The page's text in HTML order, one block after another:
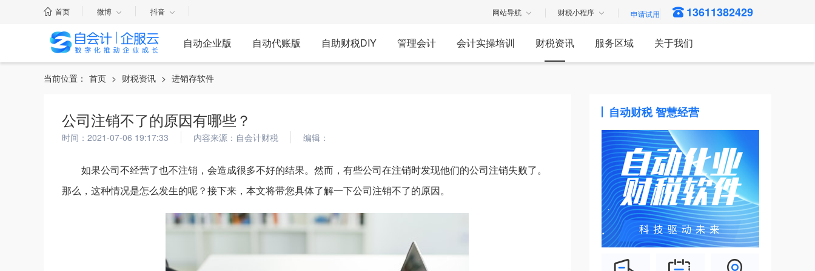
首页 微博 抖音 网站导航 财税小程序 13611382429
自动企业版 自动代账版 自助财税DIY 管理会计 会计实操培训 财税资讯 服务区域 关于我们
当前位置： 首页 > 财税资讯 > 进销存软件
公司注销不了的原因有哪些？
时间：2021-07-06 19:17:33 内容来源：自会计财税 编辑：
如果公司不经营了也不注销，会造成很多不好的结果。然而，有些公司在注销时发现他们的公司注销失败了。
那么，这种情况是怎么发生的呢？接下来，本文将带您具体了解一下公司注销不了的原因。
自动财税 智慧经营